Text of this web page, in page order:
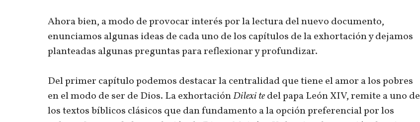
Ahora bien, a modo de provocar interés por la lectura del nuevo documento,
enunciamos algunas ideas de cada uno de los capítulos de la exhortación y dejamos
planteadas algunas preguntas para reflexionar y profundizar.
Del primer capítulo podemos destacar la centralidad que tiene el amor a los pobres
en el modo de ser de Dios. La exhortaciónDilexi tedel papa León XIV, remite a uno de
los textos bíblicos clásicos que dan fundamento a la opción preferencial por los